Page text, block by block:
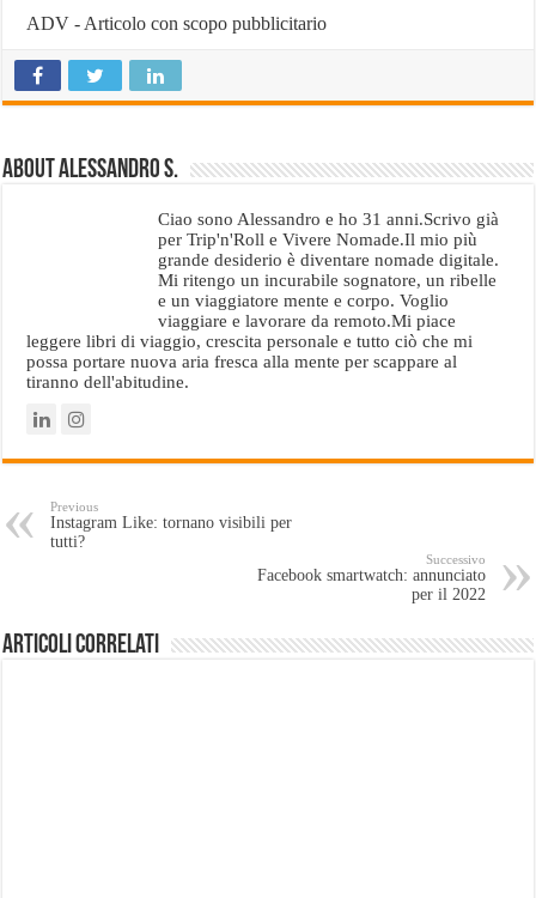
ADV - Articolo con scopo pubblicitario
About Alessandro S.
Ciao sono Alessandro e ho 31 anni.Scrivo già
per Trip'n'Roll e Vivere Nomade.Il mio più
grande desiderio è diventare nomade digitale.
Mi ritengo un incurabile sognatore, un ribelle
e un viaggiatore mente e corpo. Voglio
viaggiare e lavorare da remoto.Mi piace
leggere libri di viaggio, crescita personale e tutto ciò che mi
possa portare nuova aria fresca alla mente per scappare al
tiranno dell'abitudine.
Previous
Instagram Like: tornano visibili per
tutti?
Successivo
Facebook smartwatch: annunciato
per il 2022
Articoli Correlati